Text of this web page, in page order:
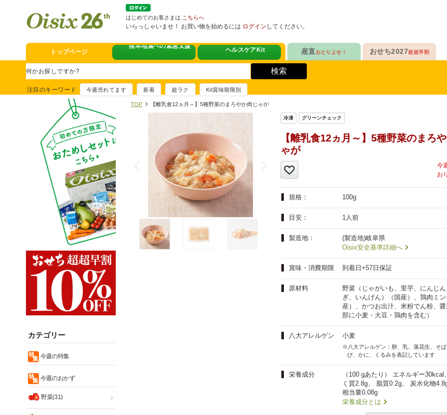
はじめてのお客さまは こちらへ
いらっしゃいませ！ お買い物を始めるには ログイン してください。
トップページ 熊本地震への緊急支援
豪華賞品が当たるチャンス
満足ごはん大集合
おすすめ！出汁付き肉吸い
イチ推し！今週の魚
真アジのおぼろ昆布〆
そうじ&キッチン雑貨
夏に便利！新商品6点登場
熊本地震への緊急支援
寄付付き商品取り扱い中
ヘルスケアKit
ヘルスケアKit
健康サポート食品
3品作れるバランス献立
産直おとりよせ！
ナガノパープルも！
信州フルーツ定期便
人気No.3
貴重な黄桃食べ比べ
奥山さんの幸せの黄桃
モチモチ食感チーズ
おせち2027超超早割
人気「高砂」の
和風特化お重
人気ブランド監修！
人気品目を増量！
家族でたっぷり楽しむ
本格中華オードブル
検索
注目のキーワード 今週売れてます 新着 超ラク Kit賞味期限別
TOP 【離乳食12ヵ月～】5種野菜のまろやか肉じゃが
【離乳食12ヵ月～】5種野菜のまろ
ゃが
規格： 100g
目安： 1人前
製造地：
(製造地)岐阜県
Oisix安全基準詳細へ
賞味・消費期限 到着日+57日保証
原材料
野菜（じゃがいも、里芋、にんじ
ぎ、いんげん）（国産）、鶏肉ミン
産）、かつお出汁、米粉でん粉、
部に小麦・大豆・鶏肉を含む）
八大アレルゲン 小麦
※八大アレルゲン：卵、乳、落花生、そば
び、かに、くるみを表記しています
栄養成分
（100 gあたり） エネルギー30kcal
く質2.8g、 脂質0.2g、 炭水化物
相当量0.08g
栄養成分とは
カテゴリー
今週の特集
今週のおかず
野菜(31)